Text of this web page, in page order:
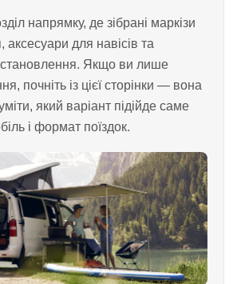
напрямку, де зібрані маркізи
аксесуари для навісів та
Якщо ви лише
почніть із цієї сторінки — вона
який варіант підійде саме
і формат поїздок.